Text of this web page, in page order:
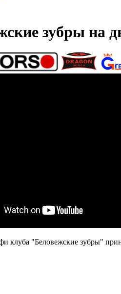
зубры на
клуба "Беловежские зубры"